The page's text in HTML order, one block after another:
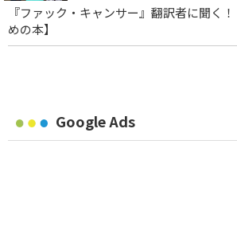
『ファック・キャンサー』翻訳者に聞く
めの本】
Google Ads